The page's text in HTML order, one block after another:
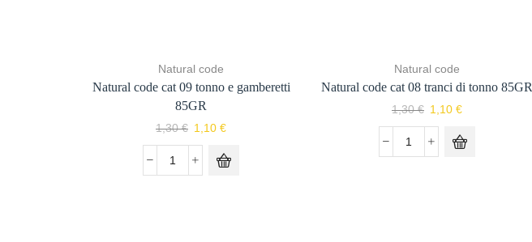
Natural code
Natural code cat 09 tonno e gamberetti
85GR
1,30€ 1,10 €
Natural code
Natural code cat 08 tranci di tonno 85GR
1,30€ 1,10 €